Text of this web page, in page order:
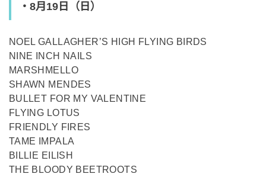
・8月19日（日）
NOEL GALLAGHER’S HIGH FLYING BIRDS
NINE INCH NAILS
MARSHMELLO
SHAWN MENDES
BULLET FOR MY VALENTINE
FLYING LOTUS
FRIENDLY FIRES
TAME IMPALA
BILLIE EILISH
THE BLOODY BEETROOTS